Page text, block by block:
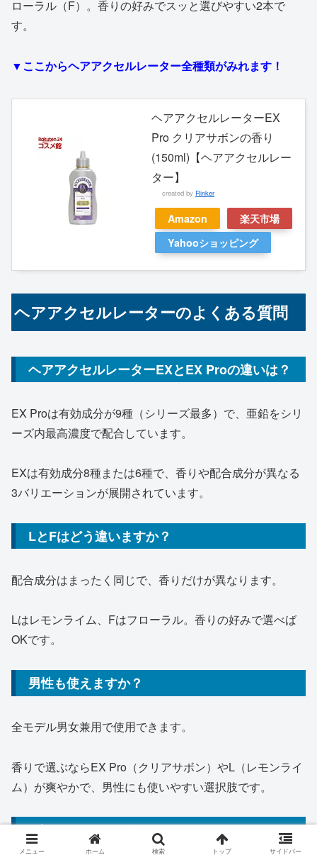
ローラル（F）。香りの好みでスッと選びやすい2本で
す。
▼ここからヘアアクセルレーター全種類がみれます！
ヘアアクセルレーターEX
Pro クリアサボンの香り
(150ml)【ヘアアクセルレー
ター】
created by Rinker
Amazon
楽天市場
Yahooショッピング
ヘアアクセルレーターのよくある質問
ヘアアクセルレーターEXとEX Proの違いは？
EX Proは有効成分が9種（シリーズ最多）で、亜鉛をシリ
ーズ内最高濃度で配合しています。
EXは有効成分8種または6種で、香りや配合成分が異なる
3バリエーションが展開されています。
LとFはどう違いますか？
配合成分はまったく同じで、香りだけが異なります。
Lはレモンライム、Fはフローラル。香りの好みで選べば
OKです。
男性も使えますか？
全モデル男女兼用で使用できます。
香りで選ぶならEX Pro（クリアサボン）やL（レモンライ
ム）が爽やかで、男性にも使いやすい選択肢です。
1本でどのくらい使えますか？
メニュー ホーム 検索 トップ サイドバー